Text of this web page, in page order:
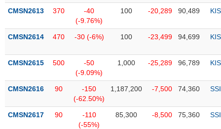
sung
niêm
yết
Theo
dõi
biệt
được
CMSN2613 370
-40
(-9.76%)
100 -20,289 90,489 KIS
CMSN2614 470 -30 (-6%) 100 -23,499 94,699 KIS
CMSN2615 500
-50
(-9.09%)
1,000 -25,289 96,789 KIS
CMSN2616 90
-150
(-62.50%)
1,187,200 -7,500 74,360 SSI
CMSN2617 90
-110
(-55%)
85,300 -8,500 75,360 SSI
TRÁI
CÔNG
ĐẦU
TƯ